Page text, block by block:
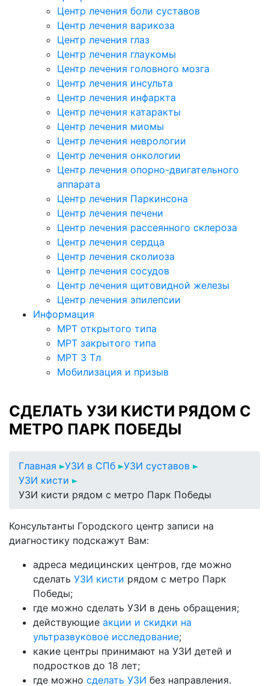
Центр лечения боли суставов
Центр лечения варикоза
Центр лечения глаз
Центр лечения глаукомы
Центр лечения головного мозга
Центр лечения инсульта
Центр лечения инфаркта
Центр лечения катаракты
Центр лечения миомы
Центр лечения неврологии
Центр лечения онкологии
Центр лечения опорно-двигательного
аппарата
Центр лечения Паркинсона
Центр лечения печени
Центр лечения рассеянного склероза
Центр лечения сердца
Центр лечения сколиоза
Центр лечения сосудов
Центр лечения щитовидной железы
Центр лечения эпилепсии
Информация
МРТ открытого типа
МРТ закрытого типа
МРТ 3 Тл
Мобилизация и призыв
СДЕЛАТЬ УЗИ КИСТИ РЯДОМ С
МЕТРО ПАРК ПОБЕДЫ
Главная УЗИ в СПб
УЗИ суставов
УЗИ кисти
УЗИ кисти рядом с метро Парк Победы
Консультанты Городского центр записи на
диагностику подскажут Вам:
адреса медицинских центров, где можно
сделать УЗИ кисти рядом с метро Парк
Победы;
где можно сделать УЗИ в день обращения;
действующие акции и скидки на
ультразвуковое исследование;
какие центры принимают на УЗИ детей и
подростков до 18 лет;
где можно сделать УЗИ без направления.